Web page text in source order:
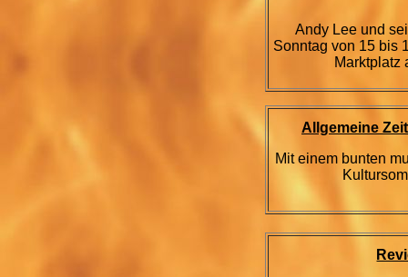
Andy Lee und
Sonntag von 15 bis
Marktplatz
Allgemeine
Mit einem bunten